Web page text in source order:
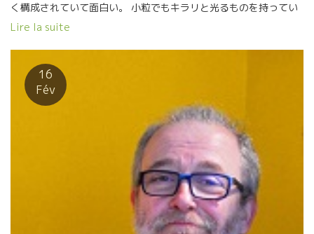
く構成されていて面白い。 小粒でもキラリと光るものを持ってい
る個性的な醸造家が多い。 ★L’iréel リレール 上記の二つの試飲
も元気印の醸造家Escarpoletteのイヴォが主催しているサロンで
ある。 新人や若い人が多いので活気があって、よりフレンドリー
な雰囲気がある。 今年は京都の大鵬の名シェフ幸樹さんが料理を
作ってくれた。 ★Roots66 ルーツ66 最も小規模でファミリー
的な試飲会。 スタイルも超ナチュレルなものを目指している蔵人
が多く、 まだ世に知られていない蔵もあり興味深い試飲会でもあ
る。 ★Millesime Bio ミレジム・ビオ 最も大きなサロン。モンペ
リエの巨大な展示会場で行われている。 色んな国からビオ栽培者
が一同に集まったという感じ。 ビオというだけで、あまり好まし
くないワインも多かった過去がある。 でも、今年はかなり意識も
造りも自然な方法をとるところが増えている。 価格も安いものが
多く、興味深い蔵を何件が発掘した。
Lire la suite
16
Fév